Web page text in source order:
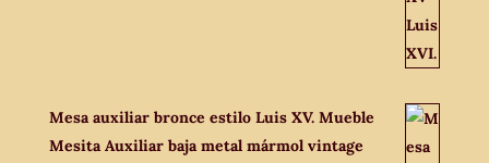
Mesa auxiliar bronce estilo Luis XV. Mueble
Mesita Auxiliar baja metal mármol vintage